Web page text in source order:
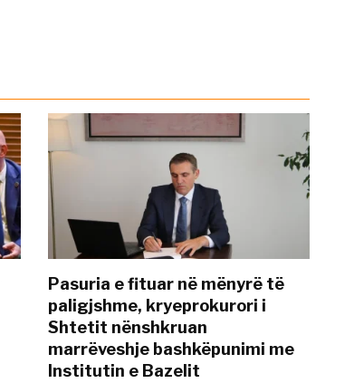
Pasuria e fituar në mënyrë të
paligjshme, kryeprokurori i
Shtetit nënshkruan
marrëveshje bashkëpunimi me
Institutin e Bazelit